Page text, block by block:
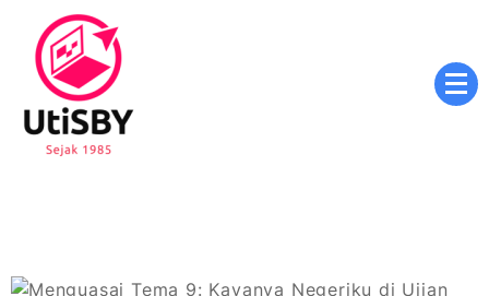
content